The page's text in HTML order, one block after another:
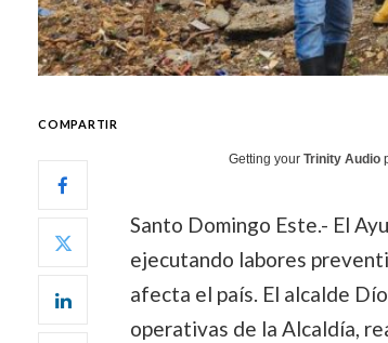
COMPARTIR
Getting your Trinity Audio
Santo Domingo Este.- El
ejecutando labores
afecta el país. El alcalde
operativas de la Alcaldía,